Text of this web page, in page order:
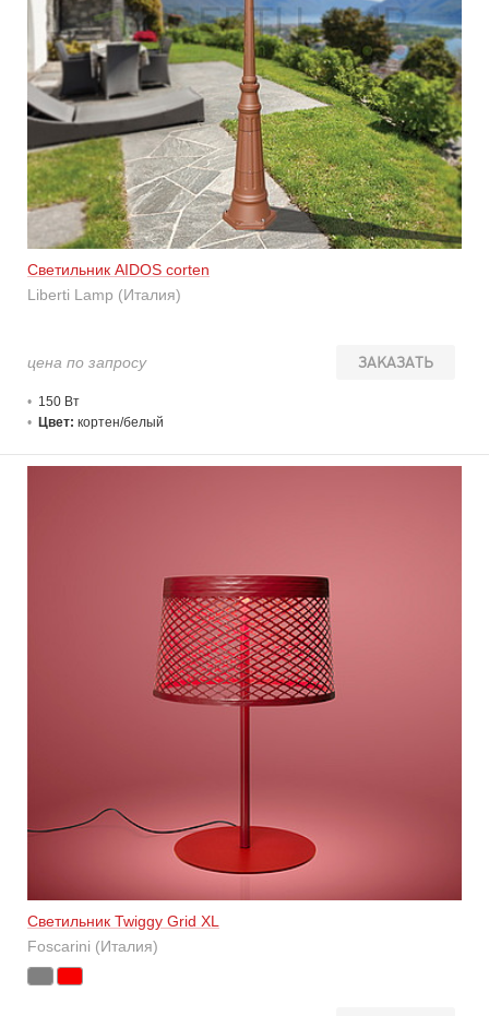
Светильник AIDOS corten
Liberti Lamp (Италия)
ЗАКАЗАТЬ
цена по запросу
150 Вт
Цвет: кортен/белый
Светильник Twiggy Grid XL
Foscarini (Италия)